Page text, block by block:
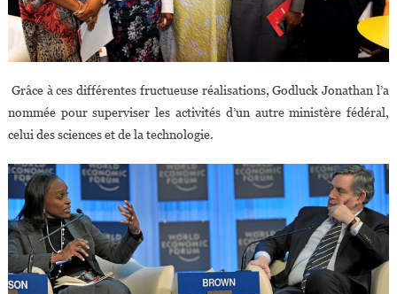
Grâce à ces différentes fructueuse réalisations, Godluck Jonathan l’a
nommée pour superviser les activités d’un autre ministère fédéral,
celui des sciences et de la technologie.